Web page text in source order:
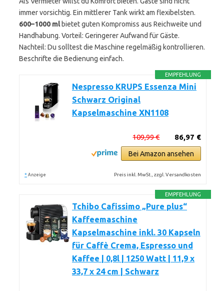
immer vorsichtig. Ein mittlerer Tank wirkt am flexibelsten.
600–1000 mlbietet guten Kompromiss aus Reichweite und
Handhabung. Vorteil: Geringerer Aufwand für Gäste.
Nachteil: Du solltest die Maschine regelmäßig kontrollieren.
Beschrifte die Bedienung einfach.
EMPFEHLUNG
Nespresso KRUPS Essenza Mini
Schwarz Original
Kapselmaschine XN1108
86,97 €
109,99 €
Bei Amazon ansehen
* Anzeige Preis inkl. MwSt., zzgl. Versandkosten
EMPFEHLUNG
Tchibo Cafissimo „Pure plus“
Kaffeemaschine
Kapselmaschine inkl. 30 Kapseln
für Caffè Crema, Espresso und
Kaffee | 0,8l | 1250 Watt | 11,9 x
33,7 x 24 cm | Schwarz